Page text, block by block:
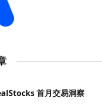
首月交易洞察